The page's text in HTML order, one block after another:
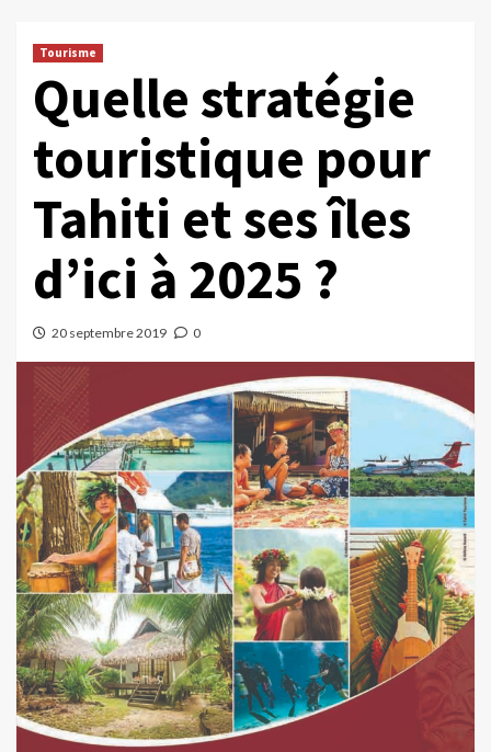
Tourisme
Quelle stratégie
touristique pour
Tahiti et ses îles
d’ici à 2025 ?
20 septembre 2019 0